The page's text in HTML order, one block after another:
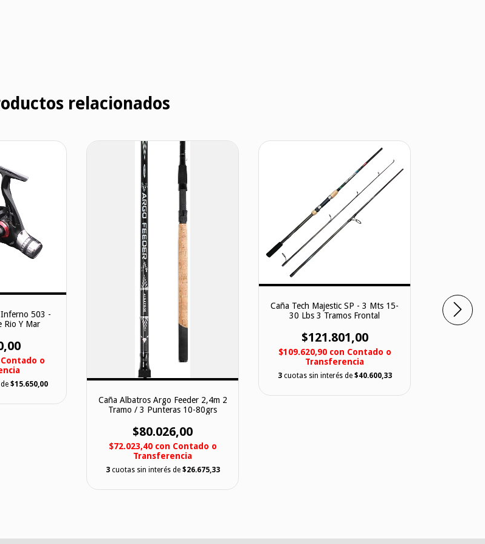
relacionados
Inferno 503 -
Rio Y Mar
Contado o
$15.650,00
Caña Albatros Argo Feeder 2,4m 2
Tramo / 3 Punteras 10-80grs
$80.026,00
$72.023,40 con Contado o
Transferencia
3 cuotas sin interés de $26.675,33
Caña Tech Majestic SP - 3 Mts 15-
30 Lbs 3 Tramos Frontal
$121.801,00
$109.620,90 con Contado o
Transferencia
3 cuotas sin interés de $40.600,33